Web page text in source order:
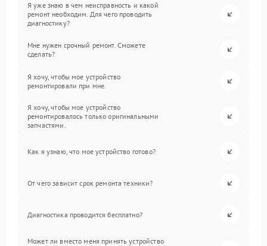
Я уже знаю в чем неисправность и какой
ремонт необходим. Для чего проводить
диагностику?
Мне нужен срочный ремонт. Сможете
сделать?
Я хочу, чтобы мое устройство
ремонтировали при мне.
Я хочу, чтобы мое устройство
ремонтировалось только оригинальными
запчастями.
Как я узнаю, что мое устройство готово?
От чего зависит срок ремонта техники?
Диагностика проводится бесплатно?
Может ли вместо меня принять устройство